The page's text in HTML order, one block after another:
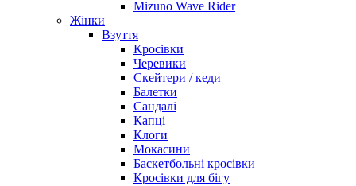
Mizuno Wave Rider
Жінки
Взуття
Кросівки
Черевики
Скейтери / кеди
Балетки
Сандалі
Капці
Клоги
Мокасини
Баскетбольні кросівки
Кросівки для бігу